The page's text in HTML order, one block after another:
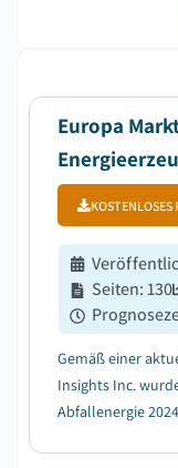
Europa
KOSTENLOSES
Seiten:130
Gemäß einer
Insights Inc.
Abfallenergie